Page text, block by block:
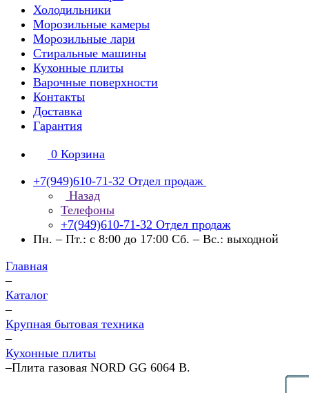
Холодильники
Морозильные камеры
Морозильные лари
Стиральные машины
Кухонные плиты
Варочные поверхности
Контакты
Доставка
Гарантия
0 Корзина
+7(949)610-71-32 Отдел продаж
Назад
Телефоны
+7(949)610-71-32 Отдел продаж
Пн. – Пт.: с 8:00 до 17:00 Сб. – Вс.: выходной
Главная
–
Каталог
–
Крупная бытовая техника
–
Кухонные плиты
–Плита газовая NORD GG 6064 B.